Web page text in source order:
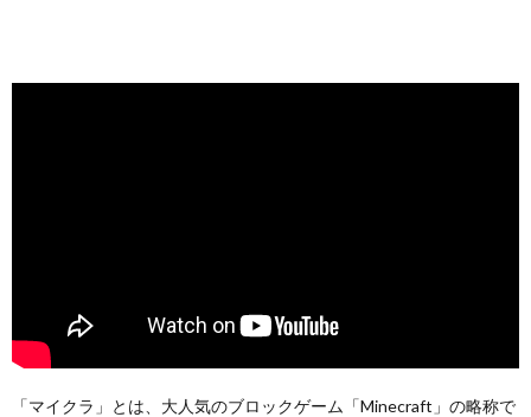
「マイクラ」とは、大人気のブロックゲーム「Minecraft」の略称で